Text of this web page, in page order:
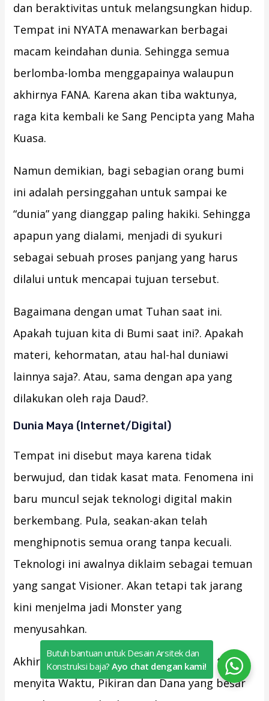
dan beraktivitas untuk melangsungkan hidup.
Tempat ini NYATA menawarkan berbagai
macam keindahan dunia. Sehingga semua
berlomba-lomba menggapainya walaupun
akhirnya FANA. Karena akan tiba waktunya,
raga kita kembali ke Sang Pencipta yang Maha
Kuasa.
Namun demikian, bagi sebagian orang bumi
ini adalah persinggahan untuk sampai ke
“dunia” yang dianggap paling hakiki. Sehingga
apapun yang dialami, menjadi di syukuri
sebagai sebuah proses panjang yang harus
dilalui untuk mencapai tujuan tersebut.
Bagaimana dengan umat Tuhan saat ini.
Apakah tujuan kita di Bumi saat ini?. Apakah
materi, kehormatan, atau hal-hal duniawi
lainnya saja?. Atau, sama dengan apa yang
dilakukan oleh raja Daud?.
Dunia Maya (Internet/Digital)
Tempat ini disebut maya karena tidak
berwujud, dan tidak kasat mata. Fenomena ini
baru muncul sejak teknologi digital makin
berkembang. Pula, seakan-akan telah
menghipnotis semua orang tanpa kecuali.
Teknologi ini awalnya diklaim sebagai temuan
yang sangat Visioner. Akan tetapi tak jarang
kini menjelma jadi Monster yang
menyusahkan.
Akhir-akhir ini makin disadari, internet telah
menyita Waktu, Pikiran dan Dana yang besar
Butuh bantuan untuk Desain Arsitek dan
Konstruksi baja?Ayo chat dengan kami!